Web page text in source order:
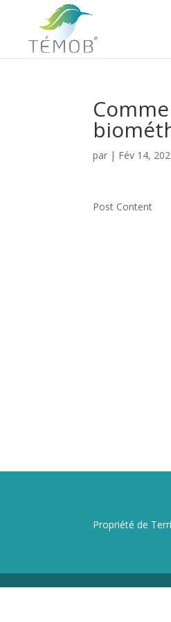
par | Fév 14,
Post Content
Propriété de